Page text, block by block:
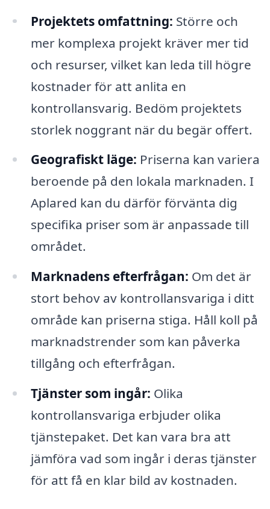
Projektets omfattning: Större och
mer komplexa projekt kräver mer tid
och resurser, vilket kan leda till högre
kostnader för att anlita en
kontrollansvarig. Bedöm projektets
storlek noggrant när du begär offert.
Geografiskt läge: Priserna kan variera
beroende på den lokala marknaden. I
Aplared kan du därför förvänta dig
specifika priser som är anpassade till
området.
Marknadens efterfrågan: Om det är
stort behov av kontrollansvariga i ditt
område kan priserna stiga. Håll koll på
marknadstrender som kan påverka
tillgång och efterfrågan.
Tjänster som ingår: Olika
kontrollansvariga erbjuder olika
tjänstepaket. Det kan vara bra att
jämföra vad som ingår i deras tjänster
för att få en klar bild av kostnaden.